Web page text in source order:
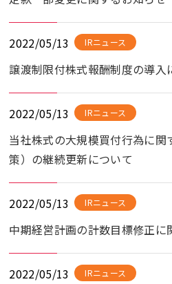
2022/05/13 IRニュース
譲渡制限付株式報酬制度の導入
2022/05/13 IRニュース
当社株式の大規模買付行為に
策）の継続更新について
2022/05/13 IRニュース
中期経営計画の計数目標修正に
2022/05/13 IRニュース